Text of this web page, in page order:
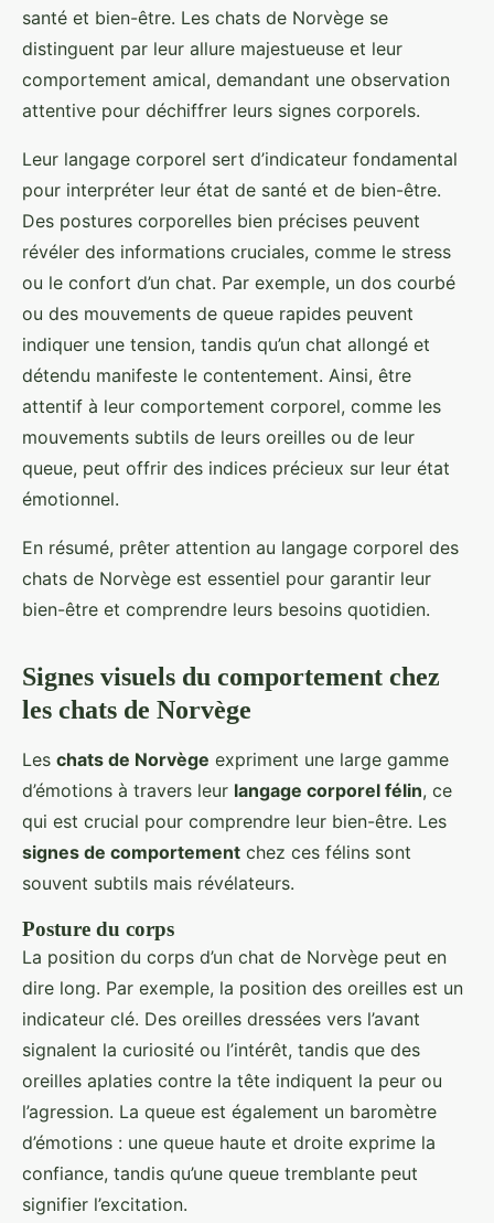
santé et bien-être. Les chats de Norvège se
distinguent par leur allure majestueuse et leur
comportement amical, demandant une observation
attentive pour déchiffrer leurs signes corporels.
Leur langage corporel sert d’indicateur fondamental
pour interpréter leur état de santé et de bien-être.
Des postures corporelles bien précises peuvent
révéler des informations cruciales, comme le stress
ou le confort d’un chat. Par exemple, un dos courbé
ou des mouvements de queue rapides peuvent
indiquer une tension, tandis qu’un chat allongé et
détendu manifeste le contentement. Ainsi, être
attentif à leur comportement corporel, comme les
mouvements subtils de leurs oreilles ou de leur
queue, peut offrir des indices précieux sur leur état
émotionnel.
En résumé, prêter attention au langage corporel des
chats de Norvège est essentiel pour garantir leur
bien-être et comprendre leurs besoins quotidien.
Signes visuels du comportement chez
les chats de Norvège
Les chats de Norvège expriment une large gamme
d’émotions à travers leur langage corporel félin, ce
qui est crucial pour comprendre leur bien-être. Les
signes de comportement chez ces félins sont
souvent subtils mais révélateurs.
Posture du corps
La position du corps d’un chat de Norvège peut en
dire long. Par exemple, la position des oreilles est un
indicateur clé. Des oreilles dressées vers l’avant
signalent la curiosité ou l’intérêt, tandis que des
oreilles aplaties contre la tête indiquent la peur ou
l’agression. La queue est également un baromètre
d’émotions : une queue haute et droite exprime la
confiance, tandis qu’une queue tremblante peut
signifier l’excitation.